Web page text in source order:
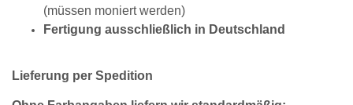
(müssen moniert werden)
Fertigung ausschließlich in Deutschland
Lieferung per Spedition